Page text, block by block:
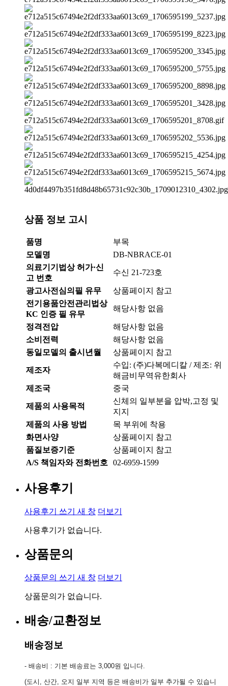
상품 정보 고시
품명
부목
모델명
DB-NBRACE-01
의료기기법상 허가·신
고 번호
수신 21-723호
광고사전심의필 유무
상품페이지 참고
전기용품안전관리법상
KC 인증 필 유무
해당사항 없음
정격전압
해당사항 없음
소비전력
해당사항 없음
동일모델의 출시년월
상품페이지 참고
제조자
수입: (주)다복메디칼 / 제조: 위
해금비무역유한회사
제조국
중국
제품의 사용목적
신체의 일부분을 압박,고정 및
지지
제품의 사용 방법
목 부위에 착용
화면사양
상품페이지 참고
품질보증기준
상품페이지 참고
A/S 책임자와 전화번호 02-6959-1599
사용후기
사용후기 쓰기 새 창 더보기
사용후기가 없습니다.
상품문의
상품문의 쓰기 새 창 더보기
상품문의가 없습니다.
배송/교환정보
배송정보
- 배송비 : 기본 배송료는 3,000원 입니다.
(도시, 산간, 오지 일부 지역 등은 배송비가 일부 추가될 수 있습니